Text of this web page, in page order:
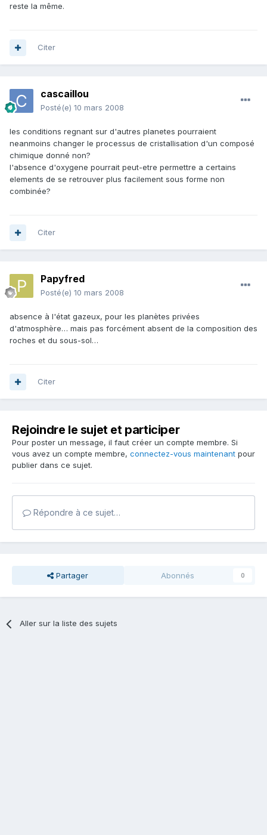
reste la même.
Citer
cascaillou
Posté(e) 10 mars 2008
les conditions regnant sur d'autres planetes pourraient
neanmoins changer le processus de cristallisation d'un composé
chimique donné non?
l'absence d'oxygene pourrait peut-etre permettre a certains
elements de se retrouver plus facilement sous forme non
combinée?
Citer
Papyfred
Posté(e) 10 mars 2008
absence à l'état gazeux, pour les planètes privées
d'atmosphère… mais pas forcément absent de la composition des
roches et du sous-sol…
Citer
Rejoindre le sujet et participer
Pour poster un message, il faut créer un compte membre. Si
vous avez un compte membre, connectez-vous maintenant pour
publier dans ce sujet.
Répondre à ce sujet…
Partager Abonnés 0
Aller sur la liste des sujets